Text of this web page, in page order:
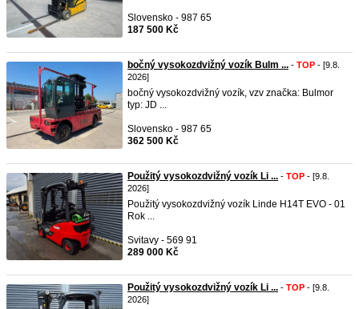
Slovensko - 987 65
187 500 Kč
bočný vysokozdvižný vozík Bulm ... - TOP - [9.8.
2026]
bočný vysokozdvižný vozík, vzv značka: Bulmor
typ: JD ...
Slovensko - 987 65
362 500 Kč
Použitý vysokozdvižný vozík Li ... - TOP - [9.8.
2026]
Použitý vysokozdvižný vozík Linde H14T EVO - 01
Rok ...
Svitavy - 569 91
289 000 Kč
Použitý vysokozdvižný vozík Li ... - TOP - [9.8.
2026]